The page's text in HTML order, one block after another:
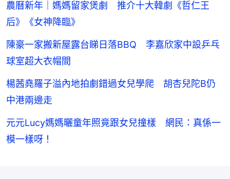
農曆新年｜媽媽留家煲劇 推介十大韓劇《哲仁王
后》《女神降臨》
陳豪一家搬新屋露台睇日落BBQ 李嘉欣家中設乒乓
球室超大衣帽間
楊茜堯羅子溢內地拍劇錯過女兒學爬 胡杏兒陀B仍
中港兩邊走
元元Lucy媽媽曬童年照竟跟女兒撞樣 網民：真係一
模一樣呀！